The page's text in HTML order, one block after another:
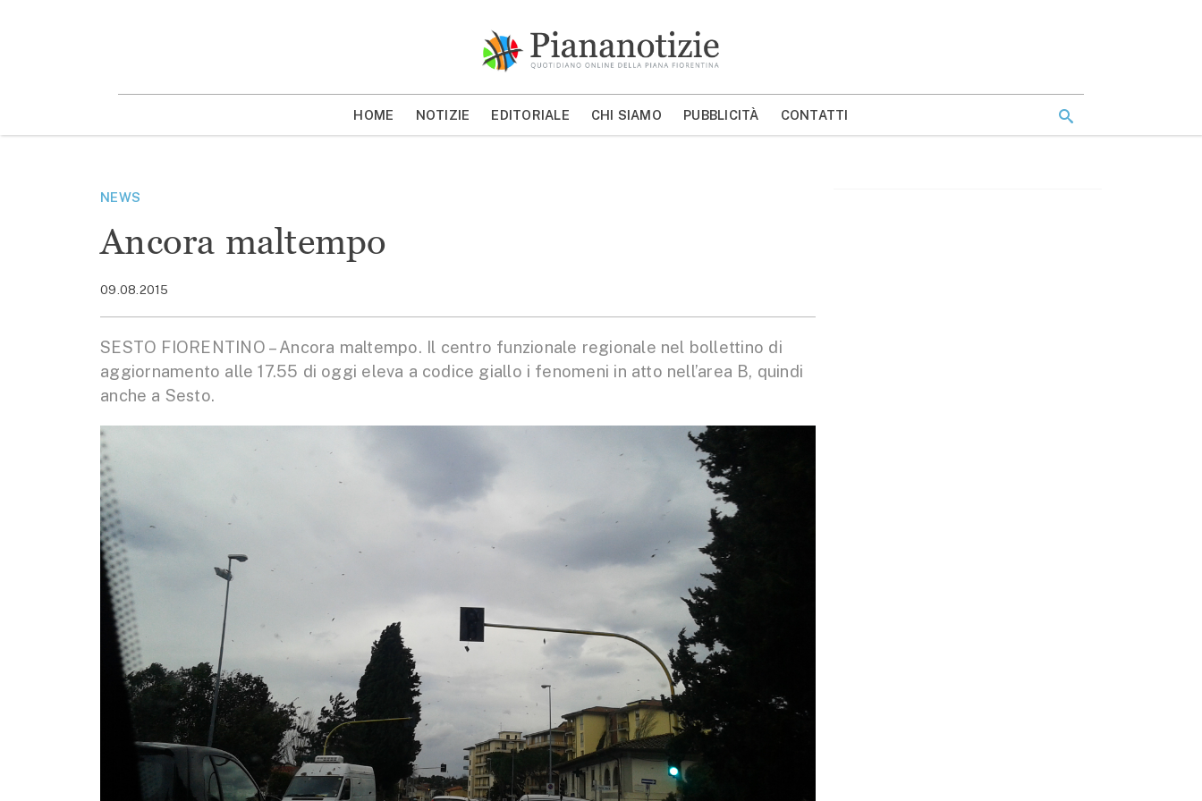
MOSTRA/NASCONDI CERCA
HOME NOTIZIE EDITORIALE CHI SIAMO PUBBLICITÀ CONTATTI
NEWS
Ancora maltempo
09.08.2015
SESTO FIORENTINO – Ancora maltempo. Il centro funzionale regionale nel bollettino di
aggiornamento alle 17.55 di oggi eleva a codice giallo i fenomeni in atto nell’area B, quindi
anche a Sesto.